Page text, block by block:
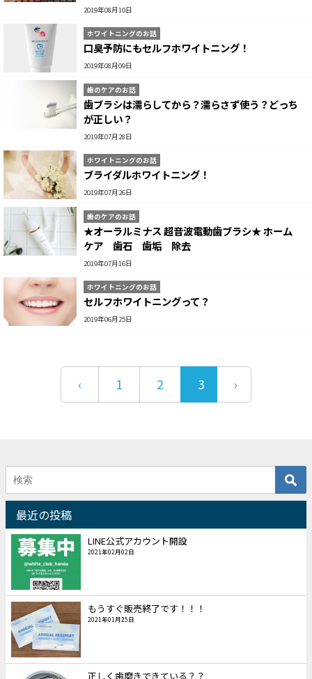
2019年08月10日
ホワイトニングのお話
口臭予防にもセルフホワイトニング！
2019年08月09日
歯のケアのお話
歯ブラシは濡らしてから？濡らさず使う？どっち
が正しい？
2019年07月28日
ホワイトニングのお話
ブライダルホワイトニング！
2019年07月26日
歯のケアのお話
★オーラルミナス 超音波電動歯ブラシ★ ホーム
ケア 歯石 歯垢 除去
2019年07月16日
ホワイトニングのお話
セルフホワイトニングって？
2019年06月25日
‹ 1 2 3
最近の投稿
LINE公式アカウント開設
2021年02月02日
もうすぐ販売終了です！！！
2021年01月25日
正しく歯磨きできている？？